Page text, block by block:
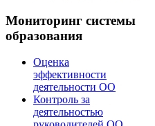
Мониторинг системы
образования
Оценка
эффективности
деятельности ОО
Контроль за
деятельностью